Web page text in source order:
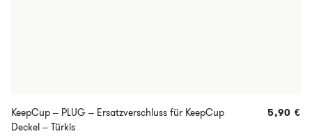
KeepCup – PLUG – Ersatzverschluss für KeepCup
Deckel – Türkis
5,90 €